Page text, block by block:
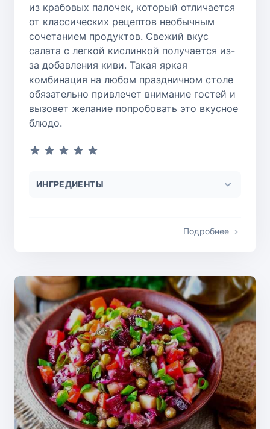
из крабовых палочек, который отличается
от классических рецептов необычным
сочетанием продуктов. Свежий вкус
салата с легкой кислинкой получается из-
за добавления киви. Такая яркая
комбинация на любом праздничном столе
обязательно привлечет внимание гостей и
вызовет желание попробовать это вкусное
блюдо.
ИНГРЕДИЕНТЫ
Подробнее